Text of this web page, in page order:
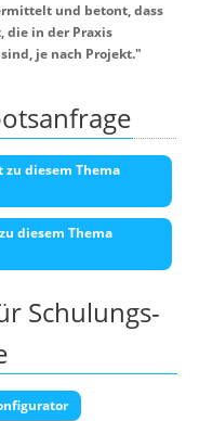
und betont, dass
die in der Praxis
je nach Projekt."
diesem Thema
diesem Thema
Schulungs-